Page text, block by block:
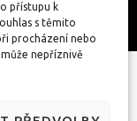
přístupu k
s těmito
procházení nebo
nepříznivě
Kontakt